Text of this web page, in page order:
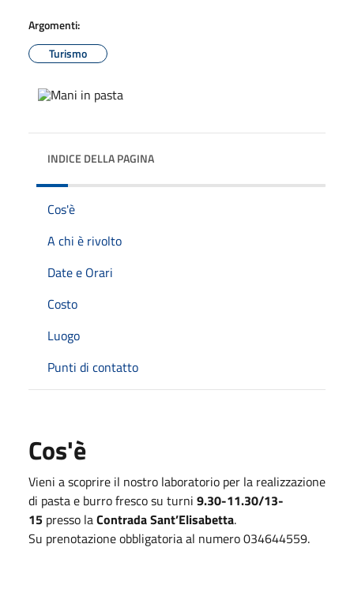
Argomenti:
Turismo
INDICE DELLA PAGINA
Cos'è
A chi è rivolto
Date e Orari
Costo
Luogo
Punti di contatto
Cos'è
Vieni a scoprire il nostro laboratorio per la realizzazione
di pasta e burro fresco su turni 9.30-11.30/13-
15 presso laContrada Sant’Elisabetta.
Su prenotazione obbligatoria al numero 034644559.